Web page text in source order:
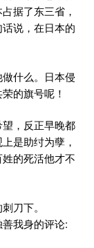
据了东三省，
说，在日本的
什么。日本侵
的旗号呢！
，反正早晚都
是助纣为孽，
的死活他才不
刀下。
我身的评论: